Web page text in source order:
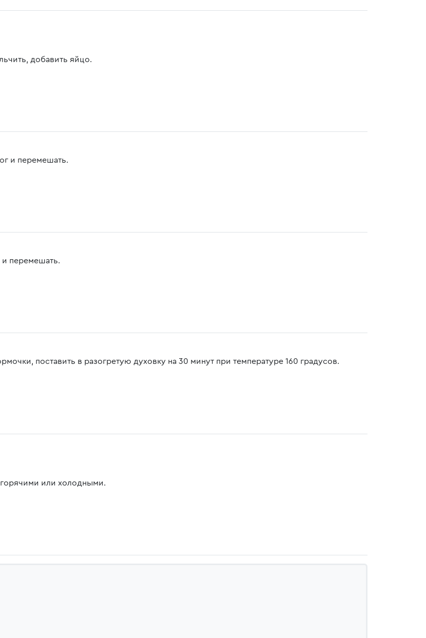
добавить яйцо.
и перемешать.
и перемешать.
поставить в разогретую духовку на 30 минут при температуре 160 градусов.
или холодными.